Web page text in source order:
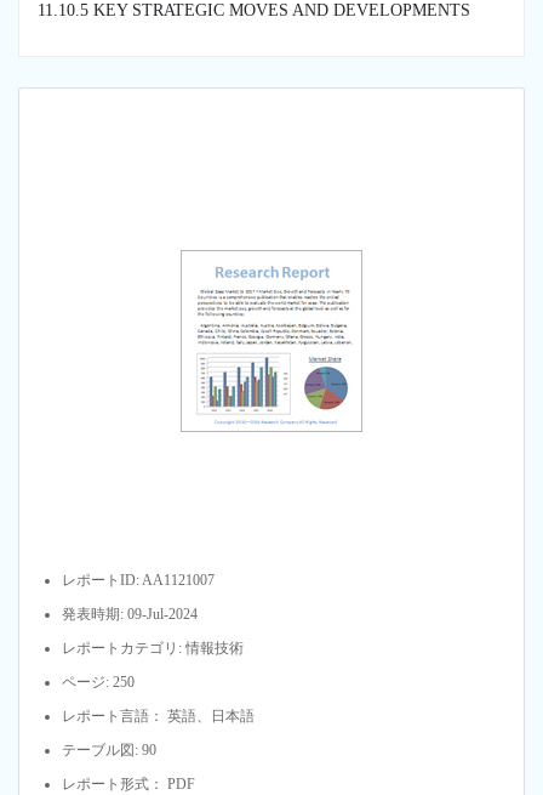
11.10.5 KEY STRATEGIC MOVES AND DEVELOPMENTS
レポートID: AA1121007
発表時期: 09-Jul-2024
レポートカテゴリ: 情報技術
ページ: 250
レポート言語： 英語、日本語
テーブル図: 90
レポート形式： PDF